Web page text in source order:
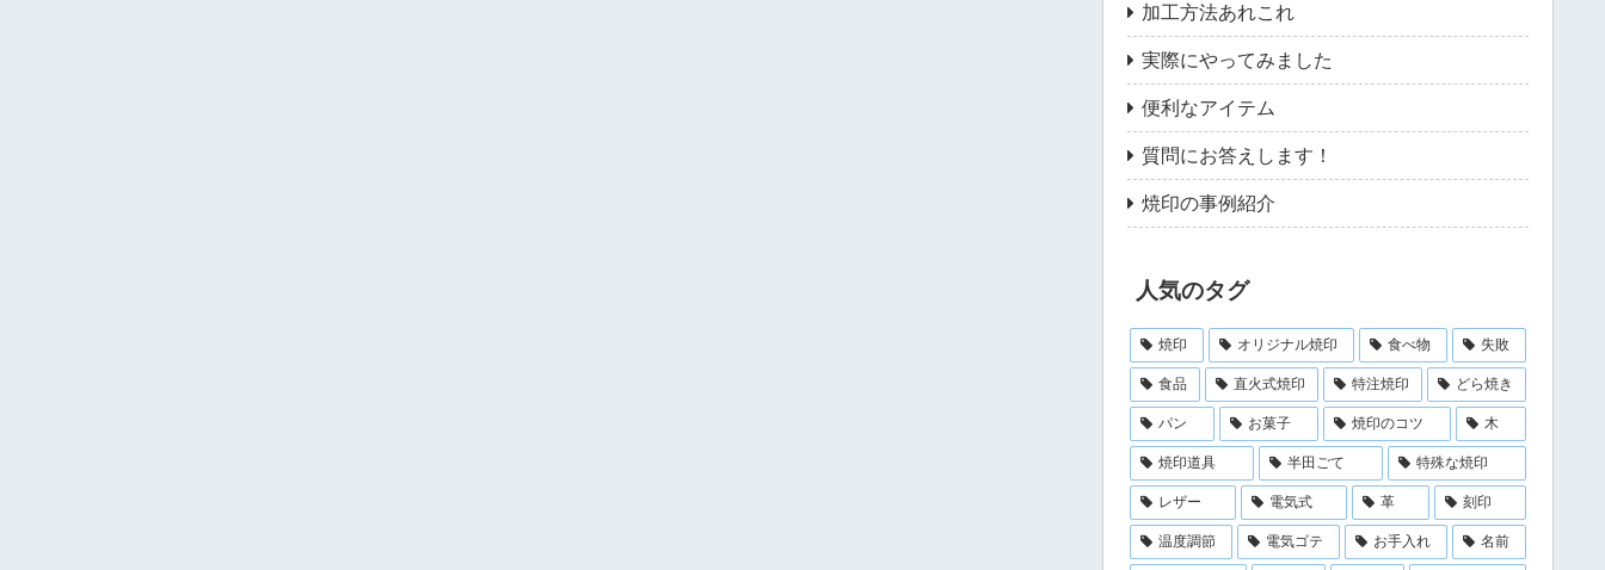
加工方法あれこれ
実際にやってみました
便利なアイテム
質問にお答えします！
焼印の事例紹介
人気のタグ
焼印 オリジナル焼印 食べ物 失敗
食品 直火式焼印 特注焼印 どら焼き
パン お菓子 焼印のコツ 木
焼印道具 半田ごて 特殊な焼印
レザー 電気式 革 刻印
温度調節 電気ゴテ お手入れ 名前